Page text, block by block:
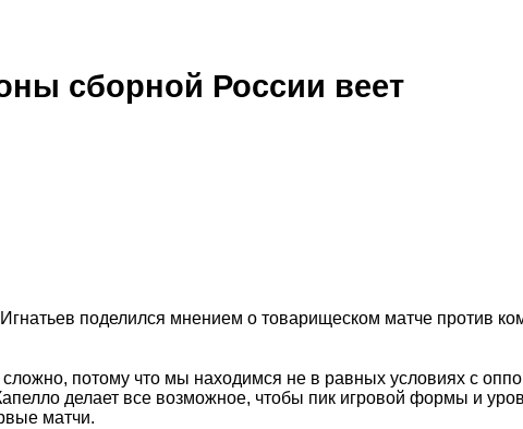
сборной России веет
поделился мнением о товарищеском матче против
потому что мы находимся не в равных условиях с
делает все возможное, чтобы пик игровой формы и
матчи.